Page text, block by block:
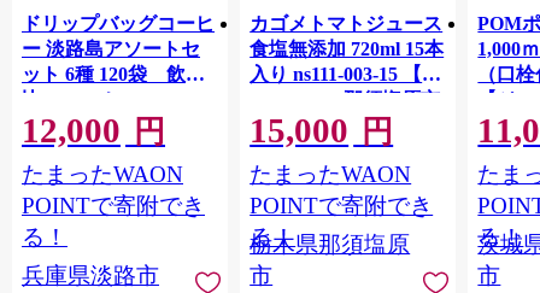
ドリップバッグコーヒ
ー 淡路島アソートセ
ット 6種 120袋 飲み
比べ コーヒー
12,000 円
たまったWAON
POINTで寄附でき
る！
兵庫県淡路市
カゴメトマトジュース
食塩無添加 720ml 15本
入り ns111-003-15 【
KAGOME 那須塩原市
ギフト トマト 野菜 ジ
ュース 飲料 ドリンク
健康 GABA 血圧 コレ
ステロール】
15,000 円
たまったWAON
POINTで寄附でき
る！
栃木県那須塩原
市
POM
1,000
（口
【ジ
Ｍ 爽
ジ 果
ンス
ンド
庫 ド
入れし
アタイ
たま
る！
茨城
市